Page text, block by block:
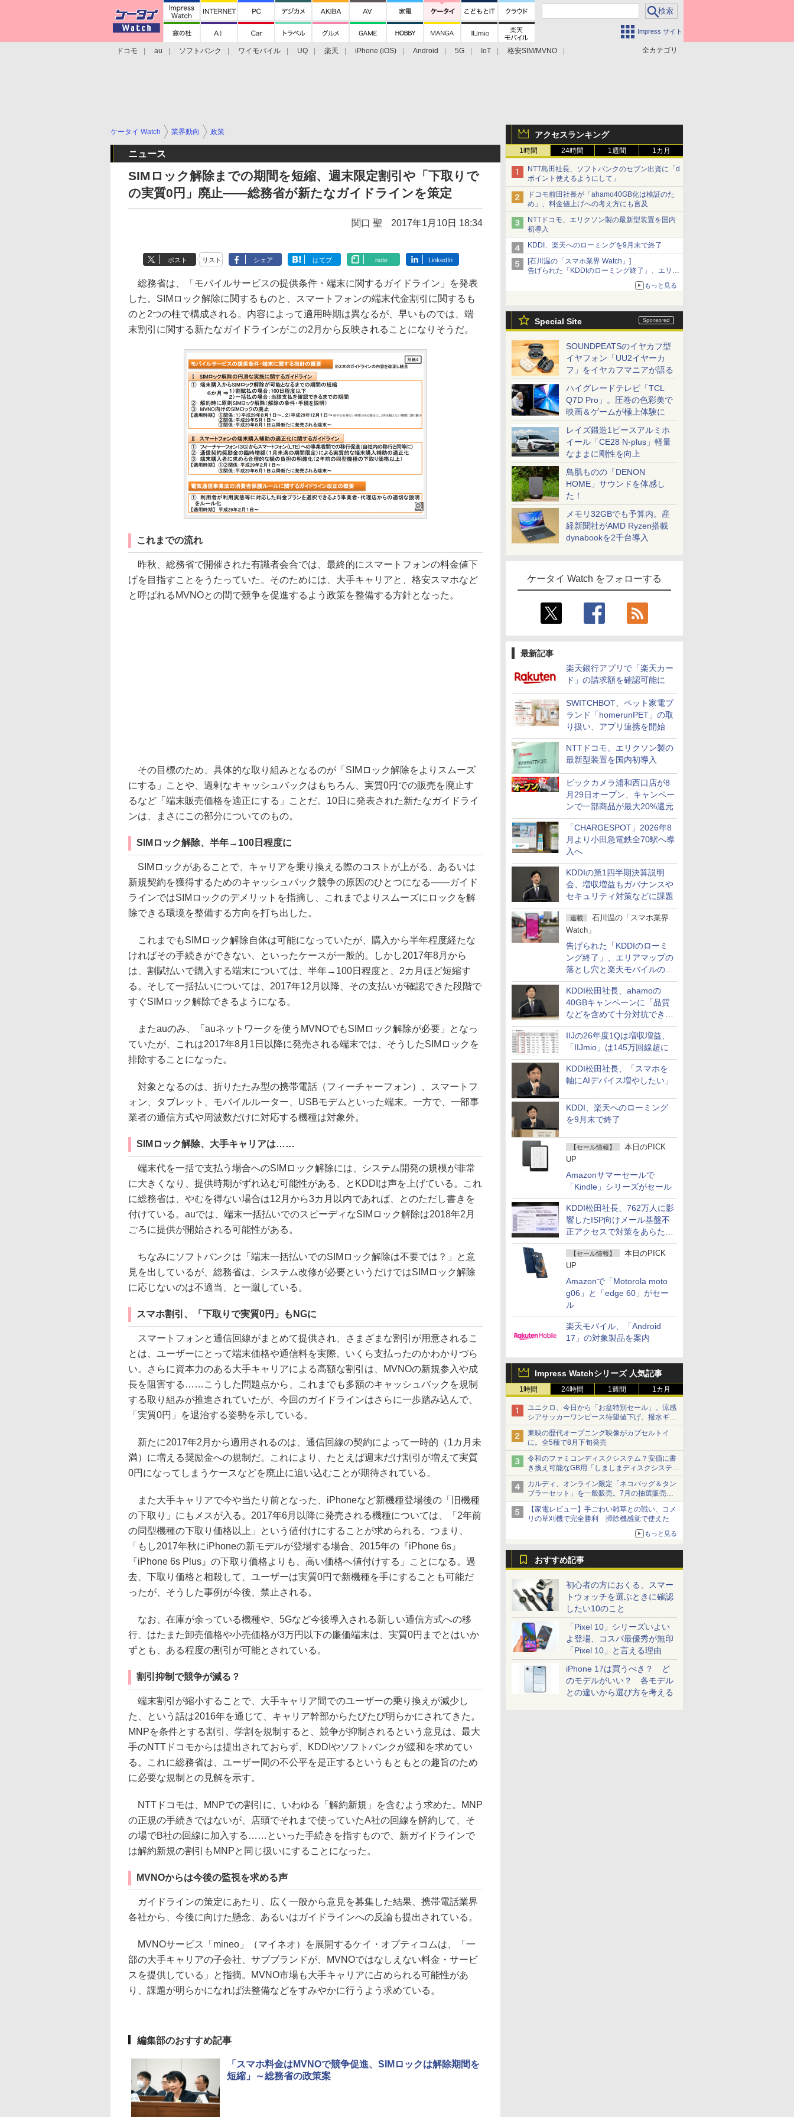
Impress サイト
全カテゴリ
ドコモ au ソフトバンク ワイモバイル UQ 楽天 iPhone (iOS) Android 5G IoT
格安SIM/MVNO
アクセスランキング
1時間 24時間 1週間 1カ月
NTT島田社長、ソフトバンクのセブン出資に「d
ポイント使えるようにして」
ドコモ前田社長が「ahamo40GB化は検証のた
め」、料金値上げへの考え方にも言及
NTTドコモ、エリクソン製の最新型装置を国内
初導入
KDDI、楽天へのローミングを9月末で終了
[石川温の「スマホ業界 Watch」]
告げられた「KDDIのローミング終了」、エリア
マップの落とし穴と楽天モバイルの課題
もっと見る
Special Site
SOUNDPEATSのイヤカフ型
イヤフォン「UU2イヤーカ
フ」をイヤカフマニアが語る
ハイグレードテレビ「TCL
Q7D Pro」。圧巻の色彩美で
映画＆ゲームが極上体験に
レイズ鍛造1ピースアルミホ
イール「CE28 N-plus」軽量
なままに剛性を向上
鳥肌ものの「DENON
HOME」サウンドを体感し
た！
メモリ32GBでも予算内。産
経新聞社がAMD Ryzen搭載
dynabookを2千台導入
ケータイ Watch をフォローする
最新記事
楽天銀行アプリで「楽天カー
ド」の請求額を確認可能に
SWITCHBOT、ペット家電ブ
ランド「homerunPET」の取
り扱い、アプリ連携を開始
NTTドコモ、エリクソン製の
最新型装置を国内初導入
ビックカメラ浦和西口店が8
月29日オープン、キャンペー
ンで一部商品が最大20%還元
「CHARGESPOT」2026年8
月より小田急電鉄全70駅へ導
入へ
KDDIの第1四半期決算説明
会、増収増益もガバナンスや
セキュリティ対策などに課題
連載
石川温の「スマホ業界
Watch」
告げられた「KDDIのローミ
ング終了」、エリアマップの
落とし穴と楽天モバイルの課
題
KDDI松田社長、ahamoの
40GBキャンペーンに「品質
などを含めて十分対抗でき
る」
IIJの26年度1Qは増収増益、
「IIJmio」は145万回線超に
KDDI松田社長、「スマホを
軸にAIデバイス増やしたい」
KDDI、楽天へのローミング
を9月末で終了
【セール情報】
本日のPICK
UP
Amazonサマーセールで
「Kindle」シリーズがセール
KDDI松田社長、762万人に影
響したISP向けメール基盤不
正アクセスで対策をあらため
て説明
【セール情報】
本日のPICK
UP
Amazonで「Motorola moto
g06」と「edge 60」がセー
ル
楽天モバイル、「Android
17」の対象製品を案内
Impress Watchシリーズ 人気記事
1時間 24時間 1週間 1カ月
ユニクロ、今日から「お盆特別セール」。涼感
シアサッカーワンピース待望値下げ、撥水ギア
ショーツは1990円に
東映の歴代オープニング映像がカプセルトイ
に。全5種で8月下旬発売
令和のファミコンディスクシステム？安価に書
き換え可能なGB用「しましまディスクシステ
ム」
カルディ、オンライン限定「ネコバッグ＆タン
ブラーセット」を一般販売。7月の抽選販売の
当選無効分
【家電レビュー】手ごわい雑草との戦い、コメ
リの草刈機で完全勝利 掃除機感覚で使えた
もっと見る
おすすめ記事
初心者の方におくる、スマー
トウォッチを選ぶときに確認
したい10のこと
「Pixel 10」シリーズいよい
よ登場、コスパ最優秀が無印
「Pixel 10」と言える理由
iPhone 17は買うべき？ ど
のモデルがいい？ 各モデル
との違いから選び方を考える
ケータイ Watch 業界動向 政策
ニュース
SIMロック解除までの期間を短縮、週末限定割引や「下取りで
の実質0円」廃止――総務省が新たなガイドラインを策定
関口 聖 2017年1月10日 18:34
ポスト リスト シェア はてブ note LinkedIn
総務省は、「モバイルサービスの提供条件・端末に関するガイドライン」を発表
した。SIMロック解除に関するものと、スマートフォンの端末代金割引に関するも
のと2つの柱で構成される。内容によって適用時期は異なるが、早いものでは、端
末割引に関する新たなガイドラインがこの2月から反映されることになりそうだ。
これまでの流れ
昨秋、総務省で開催された有識者会合では、最終的にスマートフォンの料金値下
げを目指すことをうたっていた。そのためには、大手キャリアと、格安スマホなど
と呼ばれるMVNOとの間で競争を促進するよう政策を整備する方針となった。
その目標のため、具体的な取り組みとなるのが「SIMロック解除をよりスムーズ
にする」ことや、過剰なキャッシュバックはもちろん、実質0円での販売を廃止す
るなど「端末販売価格を適正にする」ことだ。10日に発表された新たなガイドライ
ンは、まさにこの部分についてのもの。
SIMロック解除、半年→100日程度に
SIMロックがあることで、キャリアを乗り換える際のコストが上がる、あるいは
新規契約を獲得するためのキャッシュバック競争の原因のひとつになる――ガイド
ラインではSIMロックのデメリットを指摘し、これまでよりスムーズにロックを解
除できる環境を整備する方向を打ち出した。
これまでもSIMロック解除自体は可能になっていたが、購入から半年程度経たな
ければその手続きができない、といったケースが一般的。しかし2017年8月から
は、割賦払いで購入する端末については、半年→100日程度と、2カ月ほど短縮す
る。そして一括払いについては、2017年12月以降、その支払いが確認できた段階で
すぐSIMロック解除できるようになる。
またauのみ、「auネットワークを使うMVNOでもSIMロック解除が必要」となっ
ていたが、これは2017年8月1日以降に発売される端末では、そうしたSIMロックを
排除することになった。
対象となるのは、折りたたみ型の携帯電話（フィーチャーフォン）、スマートフ
ォン、タブレット、モバイルルーター、USBモデムといった端末。一方で、一部事
業者の通信方式や周波数だけに対応する機種は対象外。
SIMロック解除、大手キャリアは……
端末代を一括で支払う場合へのSIMロック解除には、システム開発の規模が非常
に大きくなり、提供時期がずれ込む可能性がある、とKDDIは声を上げている。これ
に総務省は、やむを得ない場合は12月から3カ月以内であれば、とのただし書きを
付けている。auでは、端末一括払いでのスピーディなSIMロック解除は2018年2月
ごろに提供が開始される可能性がある。
ちなみにソフトバンクは「端末一括払いでのSIMロック解除は不要では？」と意
見を出しているが、総務省は、システム改修が必要というだけではSIMロック解除
に応じないのは不適当、と一蹴している。
スマホ割引、「下取りで実質0円」もNGに
スマートフォンと通信回線がまとめて提供され、さまざまな割引が用意されるこ
とは、ユーザーにとって端末価格や通信料を実際、いくら支払ったのかわかりづら
い。さらに資本力のある大手キャリアによる高額な割引は、MVNOの新規参入や成
長を阻害する……こうした問題点から、これまでも多額のキャッシュバックを規制
する取り組みが推進されていたが、今回のガイドラインはさらに一歩踏み込んで、
「実質0円」を退治する姿勢を示している。
新たに2017年2月から適用されるのは、通信回線の契約によって一時的（1カ月未
満）に増える奨励金への規制だ。これにより、たとえば週末だけ割引が増えて実質
0円になってしまうケースなどを廃止に追い込むことが期待されている。
また大手キャリアで今や当たり前となった、iPhoneなど新機種登場後の「旧機種
の下取り」にもメスが入る。2017年6月以降に発売される機種については、「2年前
の同型機種の下取り価格以上」という値付けにすることが求められる。つまり、
「もし2017年秋にiPhoneの新モデルが登場する場合、2015年の『iPhone 6s』
『iPhone 6s Plus』の下取り価格よりも、高い価格へ値付けする」ことになる。過
去、下取り価格と相殺して、ユーザーは実質0円で新機種を手にすることも可能だ
ったが、そうした事例が今後、禁止される。
なお、在庫が余っている機種や、5Gなど今後導入される新しい通信方式への移
行、はたまた卸売価格や小売価格が3万円以下の廉価端末は、実質0円までとはいか
ずとも、ある程度の割引が可能とされている。
割引抑制で競争が減る？
端末割引が縮小することで、大手キャリア間でのユーザーの乗り換えが減少し
た、という話は2016年を通じて、キャリア幹部からたびたび明らかにされてきた。
MNPを条件とする割引、学割を規制すると、競争が抑制されるという意見は、最大
手のNTTドコモからは提出されておらず、KDDIやソフトバンクが緩和を求めてい
る。これに総務省は、ユーザー間の不公平を是正するというもともとの趣旨のため
に必要な規制との見解を示す。
NTTドコモは、MNPでの割引に、いわゆる「解約新規」を含むよう求めた。MNP
の正規の手続きではないが、店頭でそれまで使っていたA社の回線を解約して、そ
の場でB社の回線に加入する……といった手続きを指すもので、新ガイドラインで
は解約新規の割引もMNPと同じ扱いにすることになった。
MVNOからは今後の監視を求める声
ガイドラインの策定にあたり、広く一般から意見を募集した結果、携帯電話業界
各社から、今後に向けた懸念、あるいはガイドラインへの反論も提出されている。
MVNOサービス「mineo」（マイネオ）を展開するケイ・オプティコムは、「一
部の大手キャリアの子会社、サブブランドが、MVNOではなしえない料金・サービ
スを提供している」と指摘。MVNO市場も大手キャリアに占められる可能性があ
り、課題が明らかになれば法整備などをすみやかに行うよう求めている。
編集部のおすすめ記事
「スマホ料金はMVNOで競争促進、SIMロックは解除期間を
短縮」～総務省の政策案